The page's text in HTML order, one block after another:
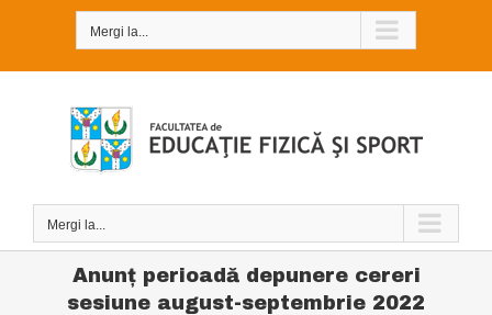
Mergi la...
Mergi la...
Anunţ perioadă depunere cereri
sesiune august-septembrie 2022